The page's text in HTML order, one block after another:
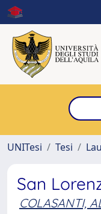
UNITesi
Tesi
San
COLASANTI,